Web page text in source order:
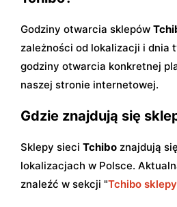
Godziny otwarcia sklepów
zależności od lokalizacji i dnia
godziny otwarcia konkretnej
naszej stronie internetowej.
Gdzie znajdują się
Sklepy sieci Tchibo znajdują
lokalizacjach w Polsce.
znaleźć w sekcji "Tchibo